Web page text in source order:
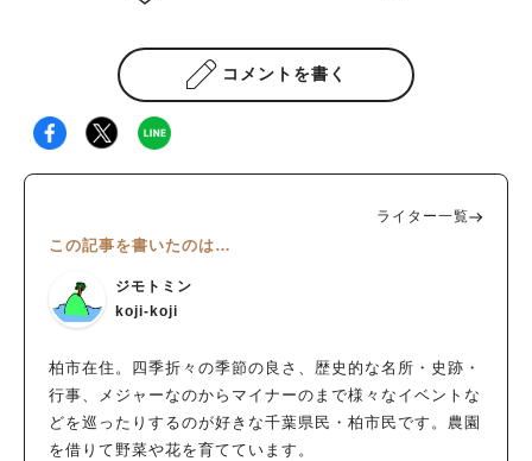
コメントを書く
ライター一覧
この記事を書いたのは…
ジモトミン
koji-koji
柏市在住。四季折々の季節の良さ、歴史的な名所・史跡・
行事、メジャーなのからマイナーのまで様々なイベントな
どを巡ったりするのが好きな千葉県民・柏市民です。農園
を借りて野菜や花を育てています。